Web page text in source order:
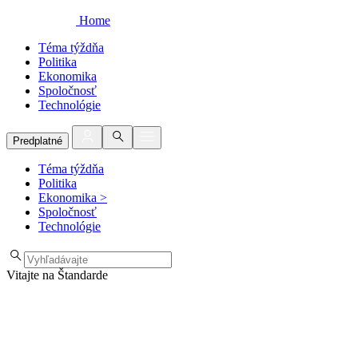
Home
Téma týždňa
Politika
Ekonomika
Spoločnosť
Technológie
Predplatné
Téma týždňa
Politika
Ekonomika >
Spoločnosť
Technológie
Vitajte na Štandarde